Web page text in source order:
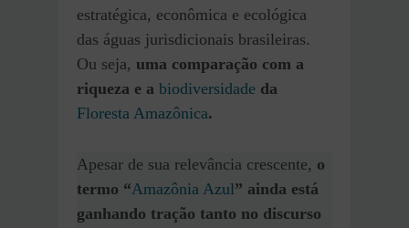
estratégica, econômica e ecológica
das águas jurisdicionais brasileiras.
Ou seja, uma comparação com a
riqueza e a biodiversidade da
Floresta Amazônica.
Apesar de sua relevância crescente, o
termo “Amazônia Azul” ainda está
ganhando tração tanto no discurso